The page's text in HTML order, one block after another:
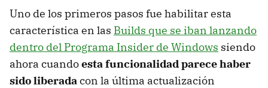
Uno de los primeros pasos fue habilitar esta
característica en las Builds que se iban lanzando
dentro del Programa Insider de Windows siendo
ahora cuandoesta funcionalidad parece haber
sido liberadacon la última actualización